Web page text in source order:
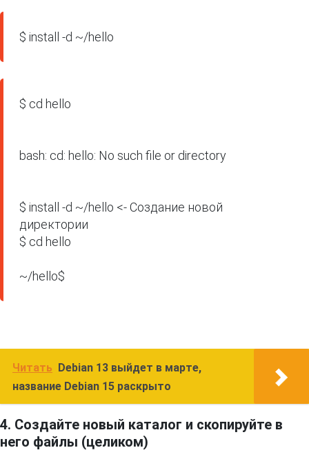
$ install -d ~/hello
$ cd hello
bash: cd: hello: No such file or directory
$ install -d ~/hello <- Создание новой
директории
$ cd hello
~/hello$
Читать Debian 13 выйдет в марте,
название Debian 15 раскрыто
4. Создайте новый каталог и скопируйте в
него файлы (целиком)